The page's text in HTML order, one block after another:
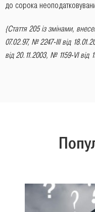
до сорока
{Стаття 205 із змінами,
07.02.97, № 2247-III від
від 20.11.2003, № 1159-VI від